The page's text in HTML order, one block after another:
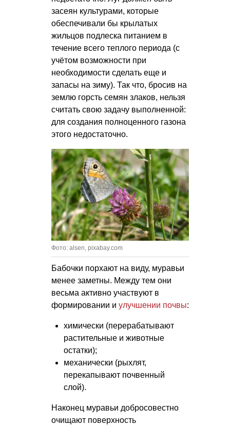
засеян культурами, которые
обеспечивали бы крылатых
жильцов подлеска питанием в
течение всего теплого периода (с
учётом возможности при
необходимости сделать еще и
запасы на зиму). Так что, бросив на
землю горсть семян злаков, нельзя
считать свою задачу выполненной:
для создания полноценного газона
этого недостаточно.
Фото: alsen, pixabay.com
Бабочки порхают на виду, муравьи
менее заметны. Между тем они
весьма активно участвуют в
формировании и улучшении почвы:
химически (перерабатывают
растительные и животные
остатки);
механически (рыхлят,
перекапывают почвенный
слой).
Наконец муравьи добросовестно
очищают поверхность